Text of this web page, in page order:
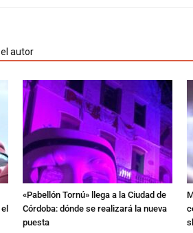
autor
«Pabellón Tornú» llega a la Ciudad de
Córdoba: dónde se realizará la nueva
puesta